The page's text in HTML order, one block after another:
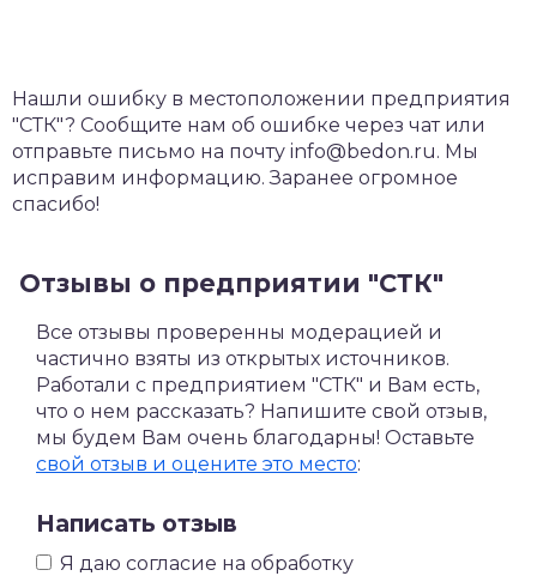
Нашли ошибку в местоположении предприятия
"СТК"? Сообщите нам об ошибке через чат или
отправьте письмо на почту info@bedon.ru. Мы
исправим информацию. Заранее огромное
спасибо!
Отзывы о предприятии "СТК"
Все отзывы проверенны модерацией и
частично взяты из открытых источников.
Работали с предприятием "СТК" и Вам есть,
что о нем рассказать? Напишите свой отзыв,
мы будем Вам очень благодарны! Оставьте
свой отзыв и оцените это место:
Написать отзыв
Я даю согласие на обработку